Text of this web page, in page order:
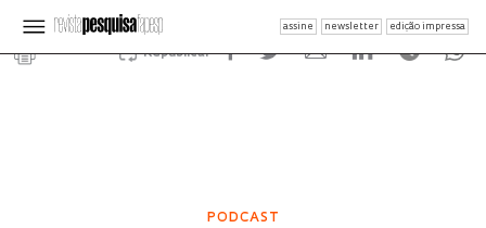
assine newsletter edição impressa
Republicar
PODCAST